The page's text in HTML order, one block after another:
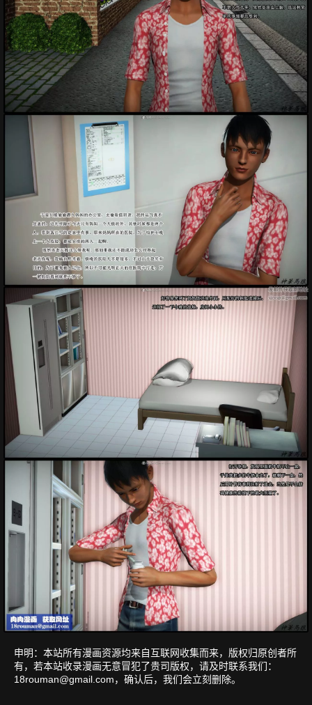
申明：本站所有漫画资源均来自互联网收集而来，版权归原创者所
有，若本站收录漫画无意冒犯了贵司版权，请及时联系我们：
18rouman@gmail.com，确认后，我们会立刻删除。